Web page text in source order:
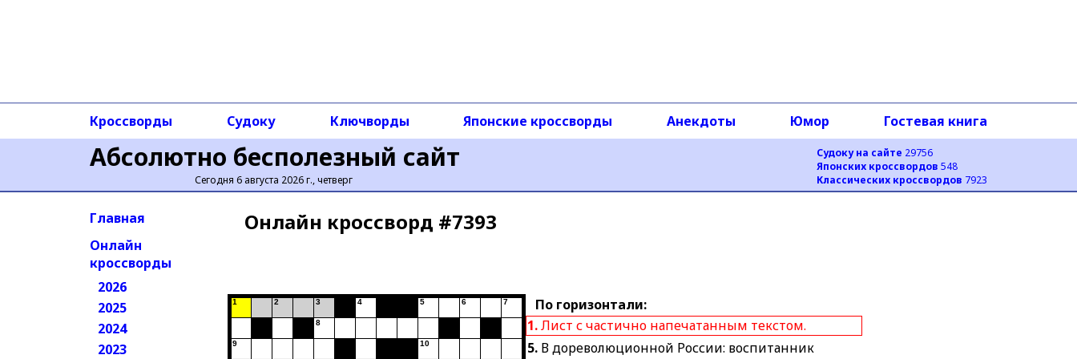
Абсолютно бесполезный сайт
Сегодня 6 августа 2026 г., четверг
Судоку на сайте 29756
Японских кроссвордов 548
Классических кроссвордов 7923
Кроссворды Судоку Ключворды Японские кроссворды Анекдоты Юмор Гостевая книга
Главная
Онлайн
кроссворды
2026
2025
2024
2023
Онлайн кроссворд #7393
По горизонтали:
1.Лист с частично напечатанным текстом.
5. В дореволюционной России: воспитанник
1
9
2 3
8
4 5
10
6 7